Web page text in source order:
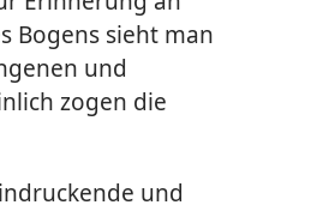
Bogens sieht man
und
zogen die
und